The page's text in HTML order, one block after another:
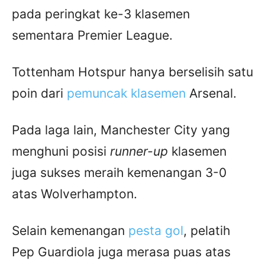
pada peringkat ke-3 klasemen
sementara Premier League.
Tottenham Hotspur hanya berselisih satu
poin dari pemuncak klasemen Arsenal.
Pada laga lain, Manchester City yang
menghuni posisi runner-up klasemen
juga sukses meraih kemenangan 3-0
atas Wolverhampton.
Selain kemenangan pesta gol, pelatih
Pep Guardiola juga merasa puas atas